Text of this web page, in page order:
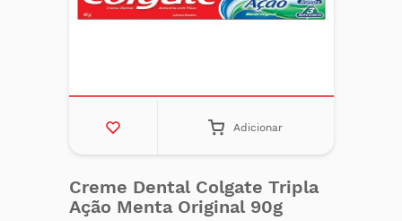
Adicionar
Creme Dental Colgate Tripla
Ação Menta Original 90g